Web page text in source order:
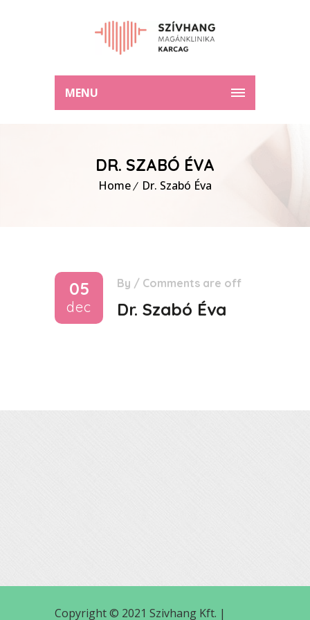
MENU
DR. SZABÓ ÉVA
Home Dr. Szabó Éva
05
dec
By / Comments are off
Dr. Szabó Éva
Copyright © 2021 Szivhang Kft. |